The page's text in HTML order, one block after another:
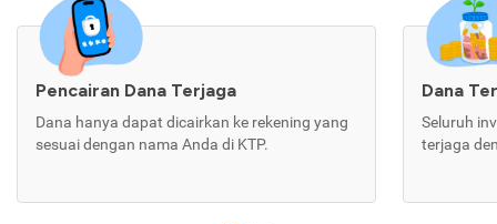
Pencairan Dana Terjaga
Dana hanya dapat dicairkan ke rekening yang
sesuai dengan nama Anda di KTP.
Dana
Seluruh
terjaga